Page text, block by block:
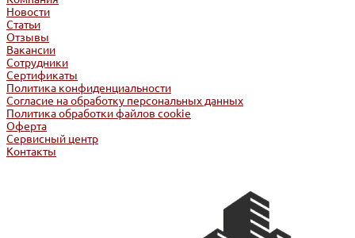
Новости
Статьи
Отзывы
Вакансии
Сотрудники
Сертификаты
Политика конфиденциальности
Согласие на обработку персональных данных
Политика обработки файлов cookie
Оферта
Сервисный центр
Контакты